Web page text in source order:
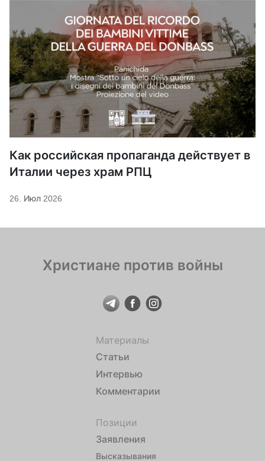
Как российская пропаганда действует в
Италии через храм РПЦ
26. Июл 2026
Христиане против войны
Материалы
Статьи
Интервью
Комментарии
Позиции
Заявления
Высказывания